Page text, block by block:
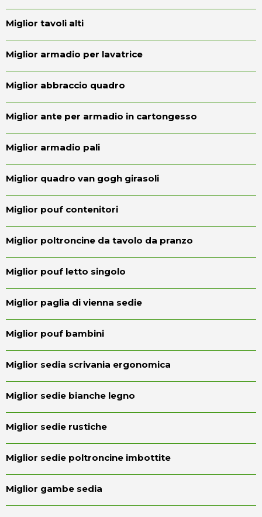
Miglior tavoli alti
Miglior armadio per lavatrice
Miglior abbraccio quadro
Miglior ante per armadio in cartongesso
Miglior armadio pali
Miglior quadro van gogh girasoli
Miglior pouf contenitori
Miglior poltroncine da tavolo da pranzo
Miglior pouf letto singolo
Miglior paglia di vienna sedie
Miglior pouf bambini
Miglior sedia scrivania ergonomica
Miglior sedie bianche legno
Miglior sedie rustiche
Miglior sedie poltroncine imbottite
Miglior gambe sedia